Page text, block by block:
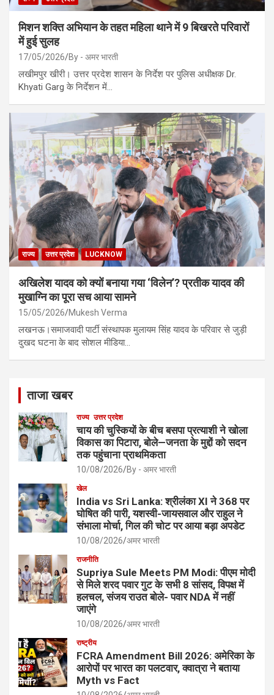
मिशन शक्ति अभियान के तहत महिला थाने में 9 बिखरते परिवारों
में हुई सुलह
17/05/2026 By - अमर भारती
लखीमपुर खीरी। उत्तर प्रदेश शासन के निर्देश पर पुलिस अधीक्षक Dr.
Khyati Garg के निर्देशन में…
राज्य उत्तर प्रदेश LUCKNOW
अखिलेश यादव को क्यों बनाया गया ‘विलेन’? प्रतीक यादव की
मुखाग्नि का पूरा सच आया सामने
15/05/2026 Mukesh Verma
लखनऊ।समाजवादी पार्टी संस्थापक मुलायम सिंह यादव के परिवार से जुड़ी
दुखद घटना के बाद सोशल मीडिया…
ताजा खबर
राज्य उत्तर प्रदेश
चाय की चुस्कियों के बीच बसपा प्रत्याशी ने खोला
विकास का पिटारा, बोले—जनता के मुद्दों को सदन
तक पहुंचाना प्राथमिकता
10/08/2026 By - अमर भारती
खेल
India vs Sri Lanka: श्रीलंका XI ने 368 पर
घोषित की पारी, यशस्वी-जायसवाल और राहुल ने
संभाला मोर्चा, गिल की चोट पर आया बड़ा अपडेट
10/08/2026 अमर भारती
राजनीति
Supriya Sule Meets PM Modi: पीएम मोदी
से मिले शरद पवार गुट के सभी 8 सांसद, विपक्ष में
हलचल, संजय राउत बोले- पवार NDA में नहीं
जाएंगे
10/08/2026 अमर भारती
राष्ट्रीय
FCRA Amendment Bill 2026: अमेरिका के
आरोपों पर भारत का पलटवार, क्वात्रा ने बताया
Myth vs Fact